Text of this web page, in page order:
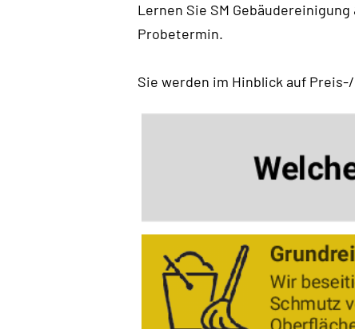
Lernen Sie SM
Probetermin.
Sie werden im Hinblick auf